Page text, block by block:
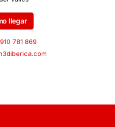
llegar
781 869